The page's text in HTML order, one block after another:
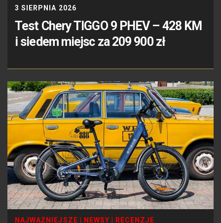
3 SIERPNIA 2026
Test Chery TIGGO 9 PHEV – 428 KM
i siedem miejsc za 209 900 zł
NAJWAŻNIEJSZE NEWSY
RECENZJE